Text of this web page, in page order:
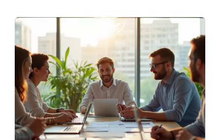
gastronómicas que reflejan la rica cultura local.
¿Cómo puedo involucrarme más en mi
comunidad?
Puedes asistir a reuniones del consejo comunitario o
participar en grupos sociales locales que promueven el
bienestar del vecindario.
¿Dónde puedo encontrar información sobre
eventos locales?